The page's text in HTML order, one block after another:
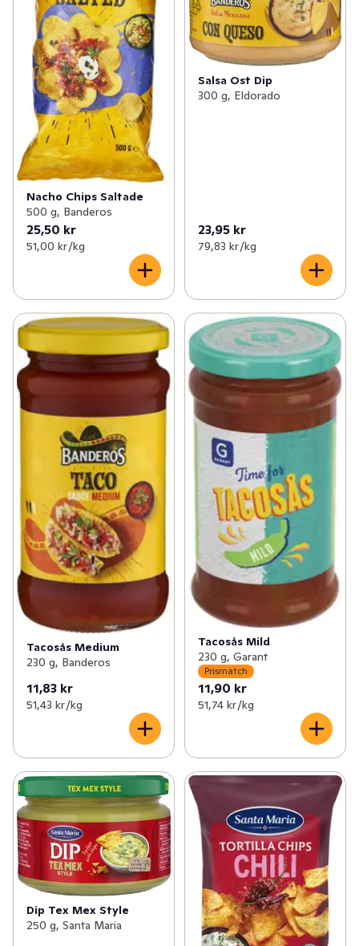
Nacho Chips Saltade
500 g, Banderos
25,50 kr
51,00 kr /kg
Salsa Ost Dip
300 g, Eldorado
23,95 kr
79,83 kr /kg
Tacosås Medium
230 g, Banderos
11,83 kr
51,43 kr /kg
Tacosås Mild
230 g, Garant
Prismatch
11,90 kr
51,74 kr /kg
Dip Tex Mex Style
250 g, Santa Maria